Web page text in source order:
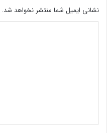
نشانی ایمیل شما منتشر نخواهد شد.